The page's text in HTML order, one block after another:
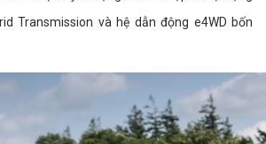
Transmission và hệ dẫn động e4WD bốn